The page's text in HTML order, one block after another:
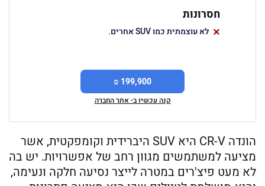
חסרונות
לא עוצמתית כמו SUV אחרים.
199,900 ₪
קנה עכשיו ב- אתר החברה
הונדה CR-V היא SUV היברידית וקומפקטית, אשר
מציעה למשתמשים מגוון רחב של אפשרויות. יש בה
לא מעט פיצ'רים במטרה לייצר נסיעה חלקה ונעימה,